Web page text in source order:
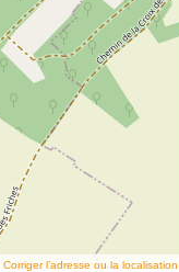
Corriger l’adresse ou la localisation